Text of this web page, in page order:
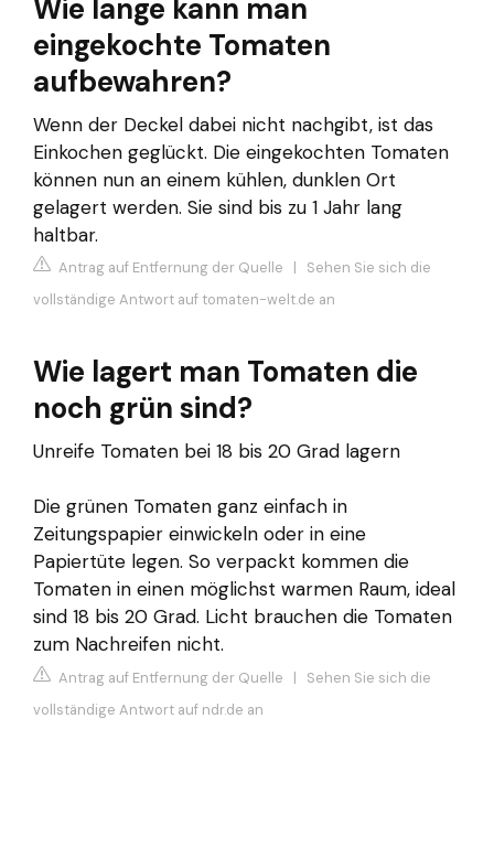
Wie lange kann man
eingekochte Tomaten
aufbewahren?
Wenn der Deckel dabei nicht nachgibt, ist das
Einkochen geglückt. Die eingekochten Tomaten
können nun an einem kühlen, dunklen Ort
gelagert werden. Sie sind bis zu 1 Jahr lang
haltbar.
Antrag auf Entfernung der Quelle | Sehen Sie sich die
vollständige Antwort auf tomaten-welt.de an
Wie lagert man Tomaten die
noch grün sind?
Unreife Tomaten bei 18 bis 20 Grad lagern
Die grünen Tomaten ganz einfach in
Zeitungspapier einwickeln oder in eine
Papiertüte legen. So verpackt kommen die
Tomaten in einen möglichst warmen Raum, ideal
sind 18 bis 20 Grad. Licht brauchen die Tomaten
zum Nachreifen nicht.
Antrag auf Entfernung der Quelle | Sehen Sie sich die
vollständige Antwort auf ndr.de an